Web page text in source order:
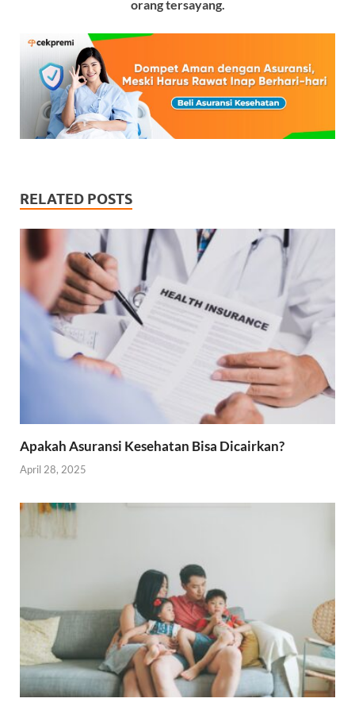
orang tersayang.
RELATED POSTS
Apakah Asuransi Kesehatan Bisa Dicairkan?
April 28, 2025